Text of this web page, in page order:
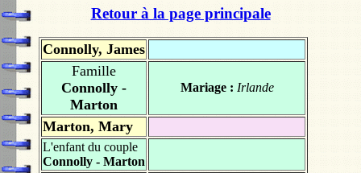
Retour à la page principale
Connolly, James
Famille
Connolly -
Marton
Mariage : Irlande
Marton, Mary
L'enfant du couple
Connolly - Marton